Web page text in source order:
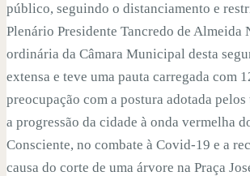
público, seguindo o distanciamento e
Plenário Presidente Tancredo de Almeida
ordinária da Câmara Municipal desta
extensa e teve uma pauta carregada com
preocupação com a postura adotada pelos
a progressão da cidade à onda vermelha
Consciente, no combate à Covid-19 e a
causa do corte de uma árvore na Praça